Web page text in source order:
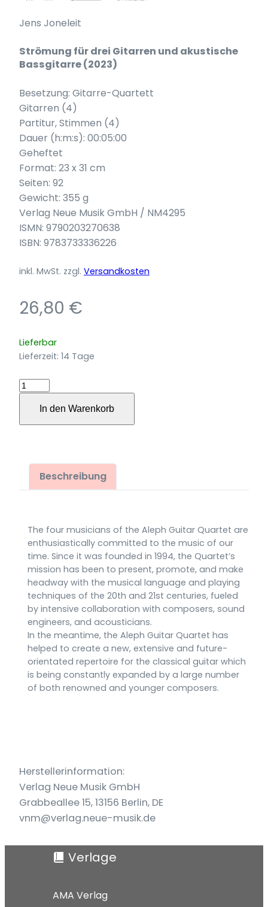
Jens Joneleit
Strömung für drei Gitarren und akustische
Bassgitarre (2023)
Besetzung: Gitarre-Quartett
Gitarren (4)
Partitur, Stimmen (4)
Dauer (h:m:s): 00:05:00
Geheftet
Format: 23 x 31 cm
Seiten: 92
Gewicht: 355 g
Verlag Neue Musik GmbH / NM4295
ISMN: 9790203270638
ISBN: 9783733336226
inkl. MwSt. zzgl. Versandkosten
26,80 €
Lieferbar
Lieferzeit: 14 Tage
Strömung
für
Gitarren
Bassgitarre
(2023)
In den Warenkorb
Beschreibung
The four musicians of the Aleph Guitar Quartet are
enthusiastically committed to the music of our
time. Since it was founded in 1994, the Quartet’s
mission has been to present, promote, and make
headway with the musical language and playing
techniques of the 20th and 21st centuries, fueled
by intensive collaboration with composers, sound
engineers, and acousticians.
In the meantime, the Aleph Guitar Quartet has
helped to create a new, extensive and future-
orientated repertoire for the classical guitar which
is being constantly expanded by a large number
of both renowned and younger composers.
Herstellerinformation:
Verlag Neue Musik GmbH
Grabbeallee 15, 13156 Berlin, DE
vnm@verlag.neue-musik.de
Verlage
AMA Verlag